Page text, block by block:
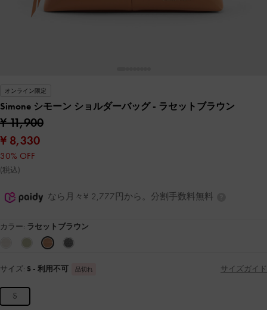
オンライン限定
Simone シモーン ショルダーバッグ- ラセットブラウン
¥ 11,900
¥ 8,330
30% OFF
(税込)
なら月々¥ 2,777円から。分割手数料無料
カラー: ラセットブラウン
サイズ: S - 利用不可 品切れ サイズガイド
S